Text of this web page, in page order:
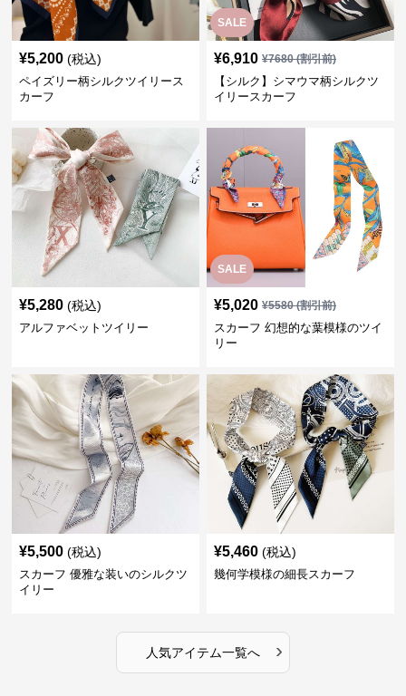
¥5,200 (税込)
ペイズリー柄シルクツイリース
カーフ
SALE
¥6,910 ¥7680(割引前)
【シルク】シマウマ柄シルクツ
イリースカーフ
¥5,280 (税込)
アルファベットツイリー
SALE
¥5,020 ¥5580(割引前)
スカーフ 幻想的な葉模様のツイ
リー
¥5,500 (税込)
スカーフ 優雅な装いのシルクツ
イリー
¥5,460 (税込)
幾何学模様の細長スカーフ
人気アイテム一覧へ ›